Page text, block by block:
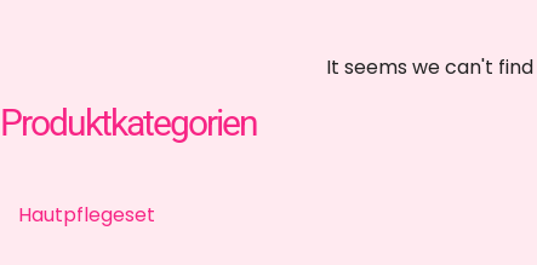
Produktkategorien
Hautpflegeset
Anscheinend können